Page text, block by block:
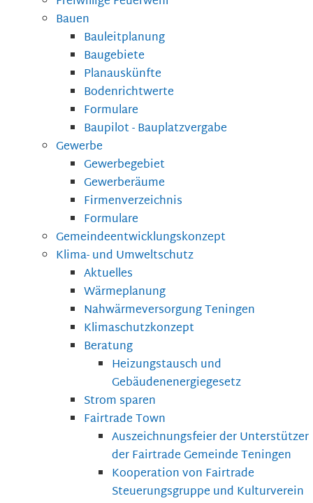
Bauen
Bauleitplanung
Baugebiete
Planauskünfte
Bodenrichtwerte
Formulare
Baupilot - Bauplatzvergabe
Gewerbe
Gewerbegebiet
Gewerberäume
Firmenverzeichnis
Formulare
Gemeindeentwicklungskonzept
Klima- und Umweltschutz
Aktuelles
Wärmeplanung
Nahwärmeversorgung Teningen
Klimaschutzkonzept
Beratung
Heizungstausch und
Gebäudenenergiegesetz
Strom sparen
Fairtrade Town
Auszeichnungsfeier der Unterstützer
der Fairtrade Gemeinde Teningen
Kooperation von Fairtrade
Steuerungsgruppe und Kulturverein